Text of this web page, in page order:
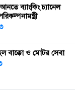
আনতে ব্যাংকিং চ্যানেল
বাক্কো ও মোটর সেবা